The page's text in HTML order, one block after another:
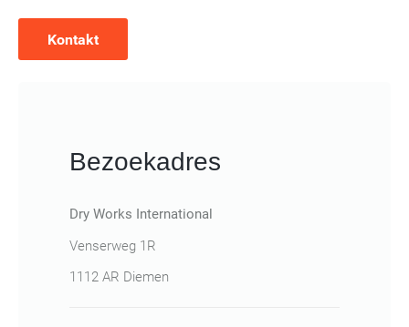
Kontakt
Bezoekadres
Dry Works International
Venserweg 1R
1112 AR Diemen